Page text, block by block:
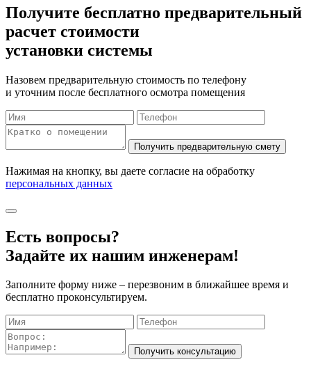
Получите бесплатно предварительный
расчет стоимости
установки системы
Назовем предварительную стоимость по телефону
и уточним после бесплатного осмотра помещения
Нажимая на кнопку, вы даете согласие на обработку
персональных данных
Есть вопросы?
Задайте их нашим инженерам!
Заполните форму ниже – перезвоним в ближайшее время и
бесплатно проконсультируем.